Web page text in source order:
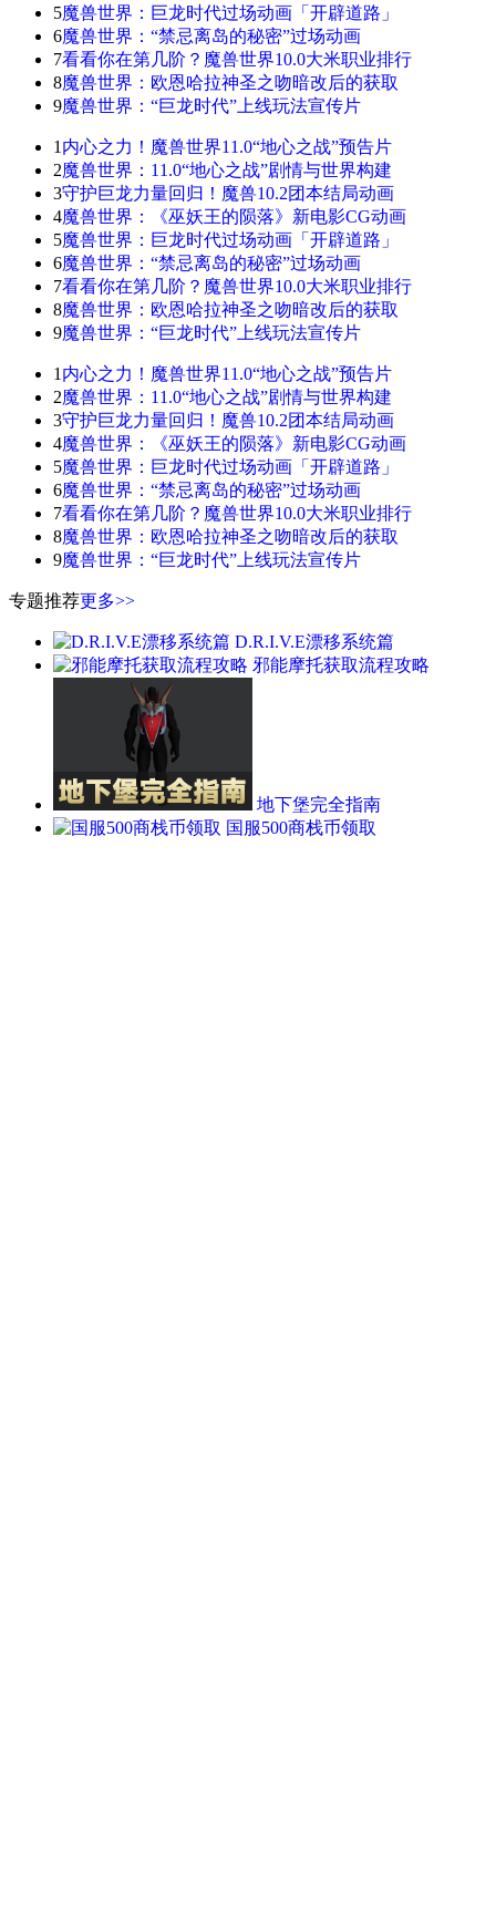
5魔兽世界：巨龙时代过场动画「开辟道路」
6魔兽世界：“禁忌离岛的秘密”过场动画
7看看你在第几阶？魔兽世界10.0大米职业排行
8魔兽世界：欧恩哈拉神圣之吻暗改后的获取
9魔兽世界：“巨龙时代”上线玩法宣传片
1 内心之力！魔兽世界11.0“地心之战”预告片
2魔兽世界：11.0“地心之战”剧情与世界构建
3守护巨龙力量回归！魔兽10.2团本结局动画
4魔兽世界：《巫妖王的陨落》新电影CG动画
5魔兽世界：巨龙时代过场动画「开辟道路」
6魔兽世界：“禁忌离岛的秘密”过场动画
7看看你在第几阶？魔兽世界10.0大米职业排行
8魔兽世界：欧恩哈拉神圣之吻暗改后的获取
9魔兽世界：“巨龙时代”上线玩法宣传片
1 内心之力！魔兽世界11.0“地心之战”预告片
2魔兽世界：11.0“地心之战”剧情与世界构建
3守护巨龙力量回归！魔兽10.2团本结局动画
4魔兽世界：《巫妖王的陨落》新电影CG动画
5魔兽世界：巨龙时代过场动画「开辟道路」
6魔兽世界：“禁忌离岛的秘密”过场动画
7看看你在第几阶？魔兽世界10.0大米职业排行
8魔兽世界：欧恩哈拉神圣之吻暗改后的获取
9魔兽世界：“巨龙时代”上线玩法宣传片
专题推荐更多>>
D.R.I.V.E漂移系统篇
邪能摩托获取流程攻略
地下堡完全指南
国服500商栈币领取